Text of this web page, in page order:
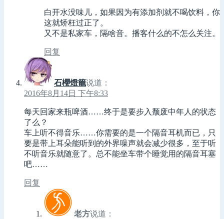
白开水没味儿，如果因为有添加剂就不喝饮料，你
这就矫枉过正了。
又不是私家车，隔啥音。播客什么的不怎么关注。
回复
石櫻燈籠说道：
2016年8月14日 下午8:33
每天回家来瓶啤酒……终于是要步入颓废中年人的状态
了么？
车上听不得音乐……你需要的是一个隔音耳机而已，只
要是带上耳朵能听到的外界噪声就会减少很多，至于听
不听音乐就随意了。总不能坐车带个睡觉用的隔音耳塞
吧……
回复
老方说道：